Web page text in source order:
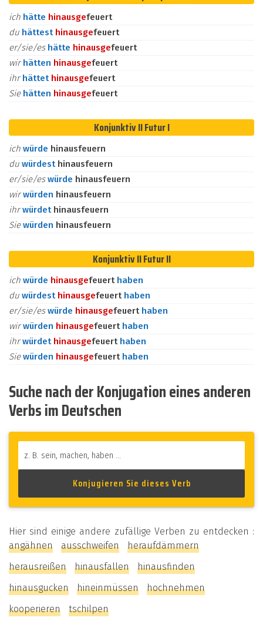
ich hätte hinausgefeuert
du hättest hinausgefeuert
er/sie/es hätte hinausgefeuert
wirhätten hinausgefeuert
ihrhättet hinausgefeuert
Sie hätten hinausgefeuert
Konjunktiv II Futur I
ich würde hinausfeuern
du würdest hinausfeuern
er/sie/eswürde hinausfeuern
wirwürden hinausfeuern
ihrwürdet hinausfeuern
Siewürden hinausfeuern
Konjunktiv II Futur II
ich würde hinausgefeuert haben
du würdest hinausgefeuert haben
er/sie/eswürde hinausgefeuert haben
wirwürden hinausgefeuert haben
ihrwürdet hinausgefeuert haben
Siewürden hinausgefeuert haben
Suche nach der Konjugation eines anderen
Verbs im Deutschen
Hier sind einige andere zufällige Verben zu entdecken :
angähnen
ausschweifen
heraufdämmern
herausreißen
hinausfallen
hinausfinden
hinausgucken
hineinmüssen
hochnehmen
kooperieren
tschilpen